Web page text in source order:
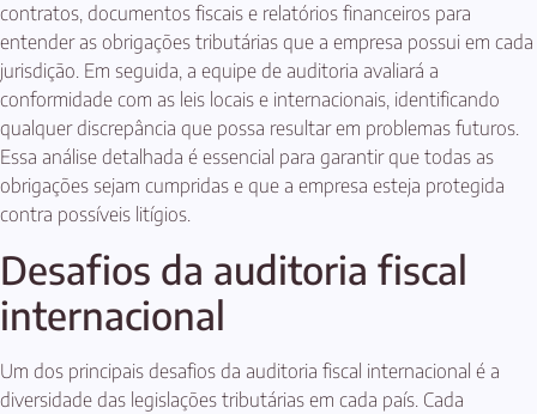
contratos, documentos fiscais e relatórios financeiros para
entender as obrigações tributárias que a empresa possui em cada
jurisdição. Em seguida, a equipe de auditoria avaliará a
conformidade com as leis locais e internacionais, identificando
qualquer discrepância que possa resultar em problemas futuros.
Essa análise detalhada é essencial para garantir que todas as
obrigações sejam cumpridas e que a empresa esteja protegida
contra possíveis litígios.
Desafios da auditoria fiscal
internacional
Um dos principais desafios da auditoria fiscal internacional é a
diversidade das legislações tributárias em cada país. Cada